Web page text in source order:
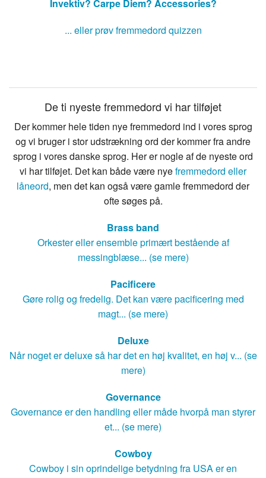
Invektiv? Carpe Diem? Accessories?
... eller prøv fremmedord quizzen
De ti nyeste fremmedord vi har tilføjet
Der kommer hele tiden nye fremmedord ind i vores sprog
og vi bruger i stor udstrækning ord der kommer fra andre
sprog i vores danske sprog. Her er nogle af de nyeste ord
vi har tilføjet. Det kan både være nyefremmedord eller
låneord, men det kan også være gamle fremmedord der
ofte søges på.
Brass band
Orkester eller ensemble primært bestående af
messingblæse... (se mere)
Pacificere
Gøre rolig og fredelig. Det kan være pacificering med
magt... (se mere)
Deluxe
Når noget er deluxe så har det en høj kvalitet, en høj v... (se
mere)
Governance
Governance er den handling eller måde hvorpå man styrer
et... (se mere)
Cowboy
Cowboy i sin oprindelige betydning fra USA er en